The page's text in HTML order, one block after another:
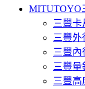
MITUTOYO
三豐卡
三豐外
三豐內
三豐量
三豐高